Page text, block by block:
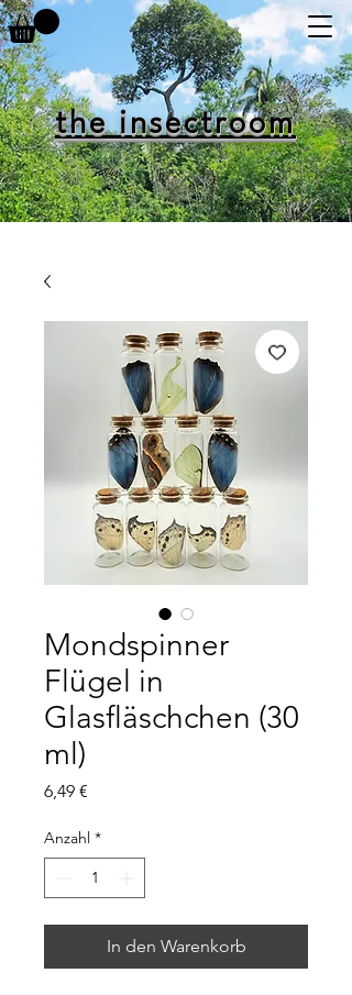
the insectroom
Mondspinner
Flügel in
Glasfläschchen (30
ml)
6,49 €
Anzahl *
In den Warenkorb